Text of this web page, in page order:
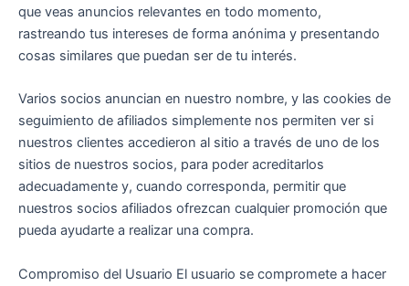
que veas anuncios relevantes en todo momento,
rastreando tus intereses de forma anónima y presentando
cosas similares que puedan ser de tu interés.
Varios socios anuncian en nuestro nombre, y las cookies de
seguimiento de afiliados simplemente nos permiten ver si
nuestros clientes accedieron al sitio a través de uno de los
sitios de nuestros socios, para poder acreditarlos
adecuadamente y, cuando corresponda, permitir que
nuestros socios afiliados ofrezcan cualquier promoción que
pueda ayudarte a realizar una compra.
Compromiso del Usuario El usuario se compromete a hacer